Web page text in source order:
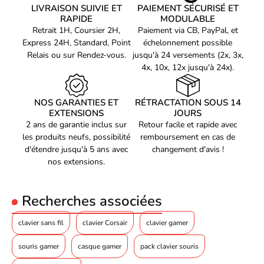
expérience gaming sans aucun délai. Avec une durée de vie de
100 millions de frappes, vous pourrez profiter de ce clavier
pendant de nombreuses années sans aucune perte de
performance.
Le clavier PC Razer Huntsman V3 Pro TKL est équipé de touches
linéaires qui offrent une sensation de frappe rapide et fluide,
idéale pour les jeux où la rapidité est primordiale. Les touches
sont également entièrement programmables, vous permettant de
configurer des macros et des raccourcis pour optimiser votre
gameplay.
Avec sa connectivité filaire, ce clavier garantit une stabilité et une
fiabilité maximales pendant vos sessions de jeu. Fini les
problèmes de latence ou de perte de connexion, vous pouvez
vous concentrer pleinement sur votre jeu sans aucune distraction.
Force d'actionnement
40 g
Retournement
Roulement de la touche N
Taux d'interrogation
1000 Hz
Rétroéclairage
Type de rétro
LED RGB
Couleur de Backlight
Multicolore
Repose-poignets
Coloration de surface
Monochromatique
Matériel
Aluminium
Voyants
Oui
Caractéristiques
LIVRAISON SUIVIE ET
RAPIDE
Retrait 1H, Coursier 2H,
Express 24H, Standard, Point
Relais ou sur Rendez-vous.
PAIEMENT SÉCURISÉ ET
MODULABLE
Paiement via CB, PayPal, et
échelonnement possible
jusqu'à 24 versements (2x, 3x,
4x, 10x, 12x jusqu'à 24x).
NOS GARANTIES ET
EXTENSIONS
2 ans de garantie inclus sur
les produits neufs, possibilité
d'étendre jusqu'à 5 ans avec
nos extensions.
RÉTRACTATION SOUS 14
JOURS
Retour facile et rapide avec
remboursement en cas de
changement d'avis !
Recherches associées
clavier sans fil clavier Corsair clavier gamer
souris gamer casque gamer pack clavier souris